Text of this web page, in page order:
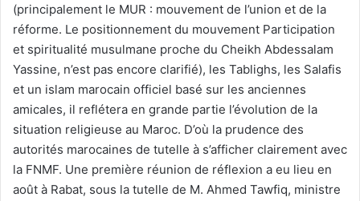
(principalement le MUR : mouvement de l’union et de la
réforme. Le positionnement du mouvement Participation
et spiritualité musulmane proche du Cheikh Abdessalam
Yassine, n’est pas encore clarifié), les Tablighs, les Salafis
et un islam marocain officiel basé sur les anciennes
amicales, il reflétera en grande partie l’évolution de la
situation religieuse au Maroc. D’où la prudence des
autorités marocaines de tutelle à s’afficher clairement avec
la FNMF. Une première réunion de réflexion a eu lieu en
août à Rabat, sous la tutelle de M. Ahmed Tawfiq, ministre